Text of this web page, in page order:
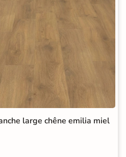
large chêne emilia miel